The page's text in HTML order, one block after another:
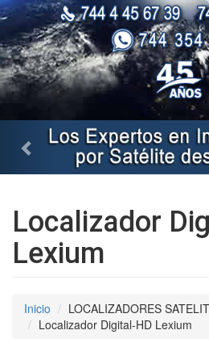
Localizador
Lexium
Inicio
LOCALIZADORES
Localizador Digital-HD Lexium